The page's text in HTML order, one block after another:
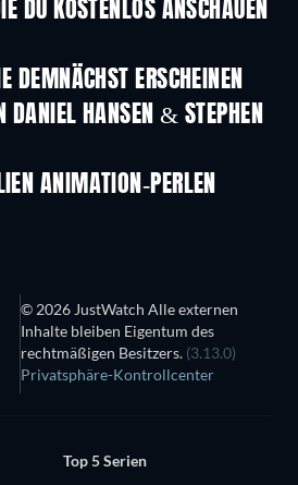
DU KOSTENLOS ANSCHAUEN
DEMNÄCHST ERSCHEINEN
DANIEL HANSEN & STEPHEN
ANIMATION-PERLEN
Serie
© 2026 JustWatch Alle externen
Inhalte bleiben Eigentum des
rechtmäßigen Besitzers. (3.13.0)
Privatsphäre-Kontrollcenter
Top 5 Serien